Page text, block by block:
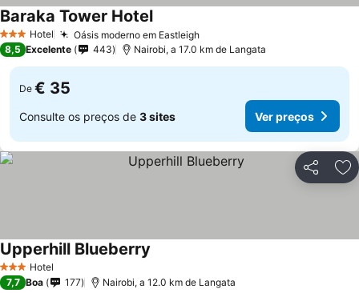
3 EstrelasHotel Oásis moderno em EastleighVer preços
Baraka Tower HotelVer preços
8,5 Excelente 443 Nairobi, a 17.0 km de Langata
De € 35
Consulte os preços de 3 sites Ver preços
Partilhar
3 EstrelasHotel
Upperhill Blueberry
7,7 Boa 177 Nairobi, a 12.0 km de Langata